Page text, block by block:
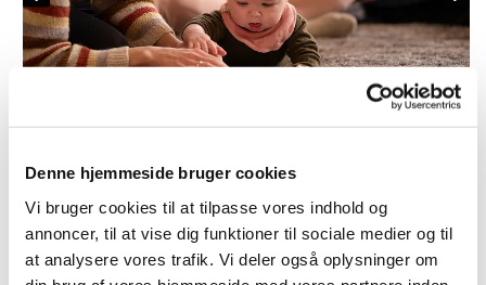
Denne hjemmeside bruger cookies
Vi bruger cookies til at tilpasse vores indhold og
annoncer, til at vise dig funktioner til sociale medier og til
at analysere vores trafik. Vi deler også oplysninger om
Betaling og tilmelding
Undervisningen består af 10 holdgange, og prisen